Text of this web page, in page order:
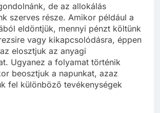
de az allokálás
szerves része. Amikor például a
eldöntjük, mennyi pénzt költünk
vagy kikapcsolódásra, éppen
elosztjuk az anyagi
Ugyanez a folyamat történik
beosztjuk a napunkat, azaz
fel különböző tevékenységek